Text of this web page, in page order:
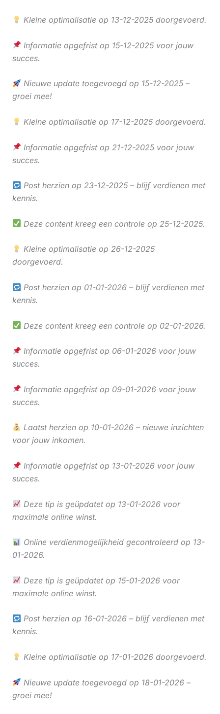
Kleine optimalisatie op 13-12-2025 doorgevoerd.
Informatie opgefrist op 15-12-2025 voor jouw
succes.
Nieuwe update toegevoegd op 15-12-2025 –
groei mee!
Kleine optimalisatie op 17-12-2025 doorgevoerd.
Informatie opgefrist op 21-12-2025 voor jouw
succes.
Post herzien op 23-12-2025 – blijf verdienen met
kennis.
Deze content kreeg een controle op 25-12-2025.
Kleine optimalisatie op 26-12-2025
doorgevoerd.
Post herzien op 01-01-2026 – blijf verdienen met
kennis.
Deze content kreeg een controle op 02-01-2026.
Informatie opgefrist op 06-01-2026 voor jouw
succes.
Informatie opgefrist op 09-01-2026 voor jouw
succes.
Laatst herzien op 10-01-2026 – nieuwe inzichten
voor jouw inkomen.
Informatie opgefrist op 13-01-2026 voor jouw
succes.
Deze tip is geüpdatet op 13-01-2026 voor
maximale online winst.
Online verdienmogelijkheid gecontroleerd op 13-
01-2026.
Deze tip is geüpdatet op 15-01-2026 voor
maximale online winst.
Post herzien op 16-01-2026 – blijf verdienen met
kennis.
Kleine optimalisatie op 17-01-2026 doorgevoerd.
Nieuwe update toegevoegd op 18-01-2026 –
groei mee!